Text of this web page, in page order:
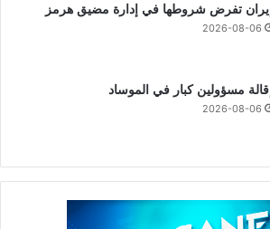
إيران تفرض شروطها في إدارة مضيق هرمز
2026-08-06
إقالة مسؤولين كبار في الموساد
2026-08-06